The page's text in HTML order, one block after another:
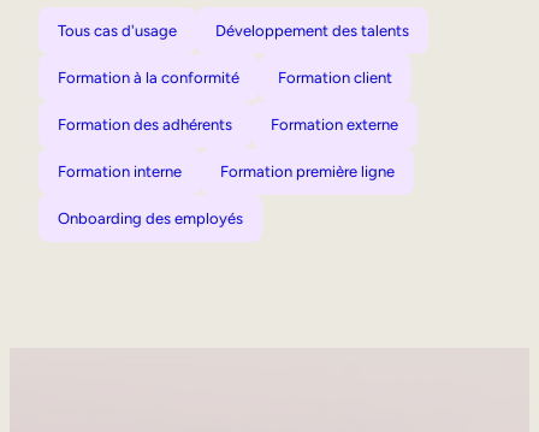
Tous cas d'usage Développement des talents
Formation à la conformité Formation client
Formation des adhérents Formation externe
Formation interne Formation première ligne
Onboarding des employés